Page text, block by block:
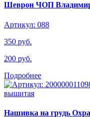
Шеврон ЧОП
Артикул: 088
350 руб.
200 руб.
Подробнее
Нашивка на грудь